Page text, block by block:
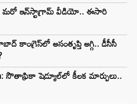
మరో ఇన్‌స్టాగ్రామ్ వీడియో.. ఈసారి
కాంగ్రెస్‌లో అసంతృప్తి అగ్గి.. డీసీసీ
సౌతాఫ్రికా షెడ్యూల్‌లో కీలక మార్పులు..